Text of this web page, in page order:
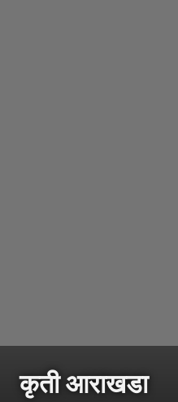
कृती आराखडा